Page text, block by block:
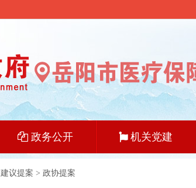
政务公开 机关党建
建议提案 > 政协提案